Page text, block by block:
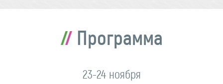
Программа
23-24 ноября